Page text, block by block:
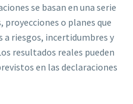
se basan en una serie
proyecciones o planes que
riesgos, incertidumbres y
resultados reales pueden
en las declaraciones